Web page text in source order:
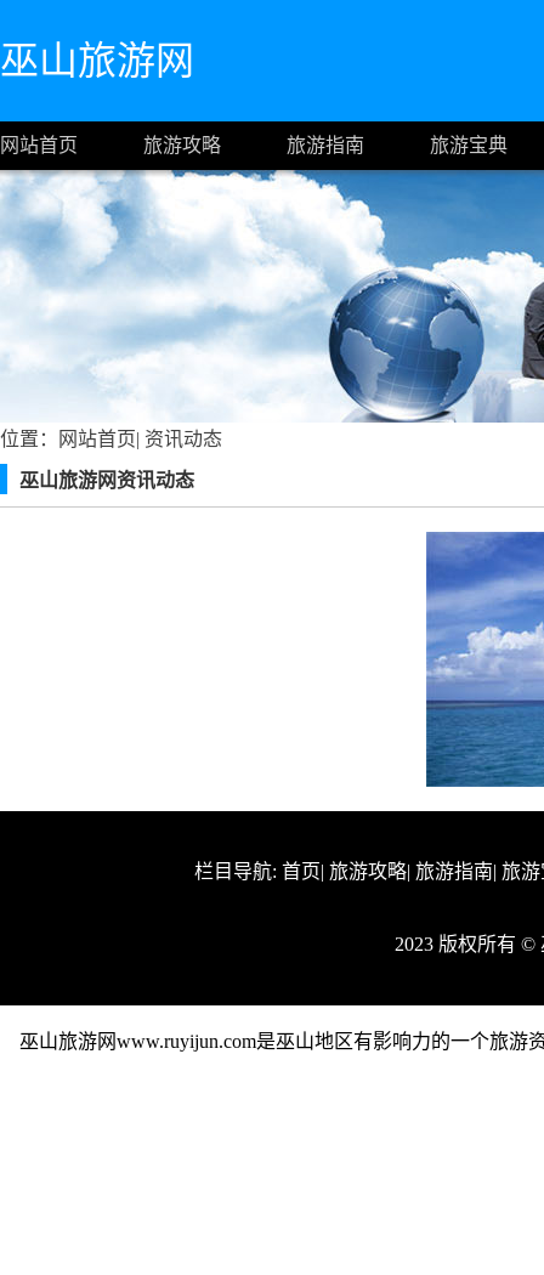
巫山旅游网
网站首页 旅游攻略 旅游指南 旅游宝典
位置： 网站首页| 资讯动态
巫山旅游网资讯动态
栏目导航: 首页| 旅游攻略| 旅游指南| 旅
2023 版权所有
巫山旅游网www.ruyijun.com是巫山地区有影响力的一个旅